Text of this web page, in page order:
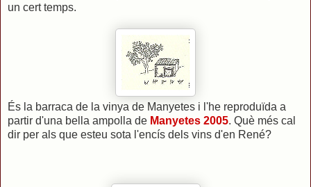
un cert temps.
És la barraca de la vinya de Manyetes i l'he reproduïda a
partir d'una bella ampolla de Manyetes 2005. Què més cal
dir per als que esteu sota l'encís dels vins d'en René?